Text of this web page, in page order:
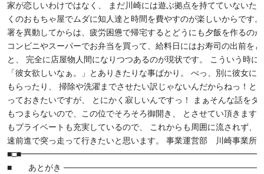
家が恋しいわけではなく、 まだ川崎には遊ぶ拠点を持てていないた
くのおもちゃ屋でムダに知人達と時間を費やすのが楽しいからです
署を異動してからは、疲労困憊で帰宅するとどうにも夕飯を作るの
コンビニやスーパーでお弁当を買って、給料日にはお寿司の出前を
と、 完全に店屋物人間になりつつあるのが現状です。 こういう時に
「彼女欲しいなぁ。」とありきたりな事ばかり。 べっ、別に彼女に
もらったり、 掃除や洗濯までさせたい訳じゃないんだからねっ！と
っておきたいですが、 とにかく寂しいんですっ！ まぁそんな話をダ
もつまらないので、この位でそろそろ御開き、 とさせてい頂きます
もプライベートも充実しているので、 これからも周囲に流されず、
速前進で突っ走って行きたいと思います。 事業運営部 川崎事業所
■ あとがき